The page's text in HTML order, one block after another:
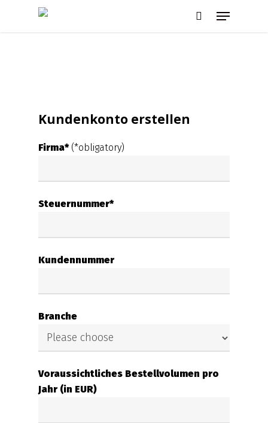
Menu
Kundenkonto erstellen
Firma*(*obligatory)
Steuernummer*
Kundennummer
Branche
Voraussichtliches Bestellvolumen pro
Jahr (in EUR)